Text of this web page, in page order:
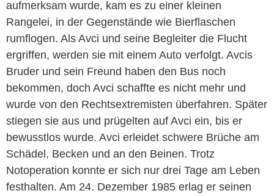
aufmerksam wurde, kam es zu einer kleinen
Rangelei, in der Gegenstände wie Bierflaschen
rumflogen. Als Avci und seine Begleiter die Flucht
ergriffen, werden sie mit einem Auto verfolgt. Avcis
Bruder und sein Freund haben den Bus noch
bekommen, doch Avci schaffte es nicht mehr und
wurde von den Rechtsextremisten überfahren. Später
stiegen sie aus und prügelten auf Avci ein, bis er
bewusstlos wurde. Avci erleidet schwere Brüche am
Schädel, Becken und an den Beinen. Trotz
Notoperation konnte er sich nur drei Tage am Leben
festhalten. Am 24. Dezember 1985 erlag er seinen